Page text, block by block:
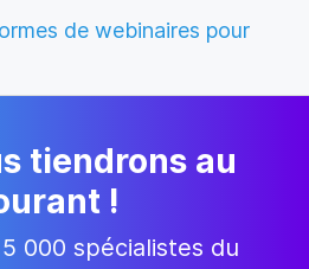
de webinaires pour
tiendrons au
!
000 spécialistes du